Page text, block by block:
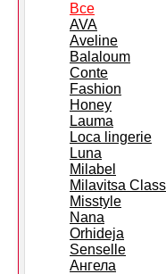
Все
AVA
Aveline
Balaloum
Conte
Fashion
Honey
Lauma
Loca lingerie
Luna
Milabel
Milavitsa
Misstyle
Nana
Orhideja
Senselle
Ангела